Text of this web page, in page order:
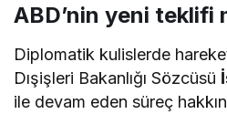
ABD’nin yeni teklifi
Diplomatik kulislerde
Dışişleri Bakanlığı Sözcüsü
ile devam eden süreç